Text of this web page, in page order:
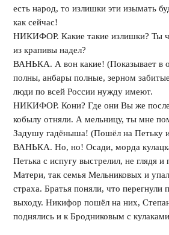
есть народ, то излишки эти изымать
как сейчас!
НИКИФОР. Какие такие излишки? Ты
из крапивы надел?
ВАНЬКА. А вон какие! (Показывает в
полны, анбары полные, зерном
люди по всей России нужду имеют.
НИКИФОР. Кони? Где они Вы же
кобылу отняли. А мельницу, ты мне
Задушу гадёныша! (Пошёл на Петьку
ВАНЬКА. Но, но! Осади, морда
Петька с испугу выстрелил, не глядя
Матери, так семья Мельниковых и
страха. Братья поняли, что перегнули
выходу. Никифор пошёл на них,
поднялись и к Бродниковым с